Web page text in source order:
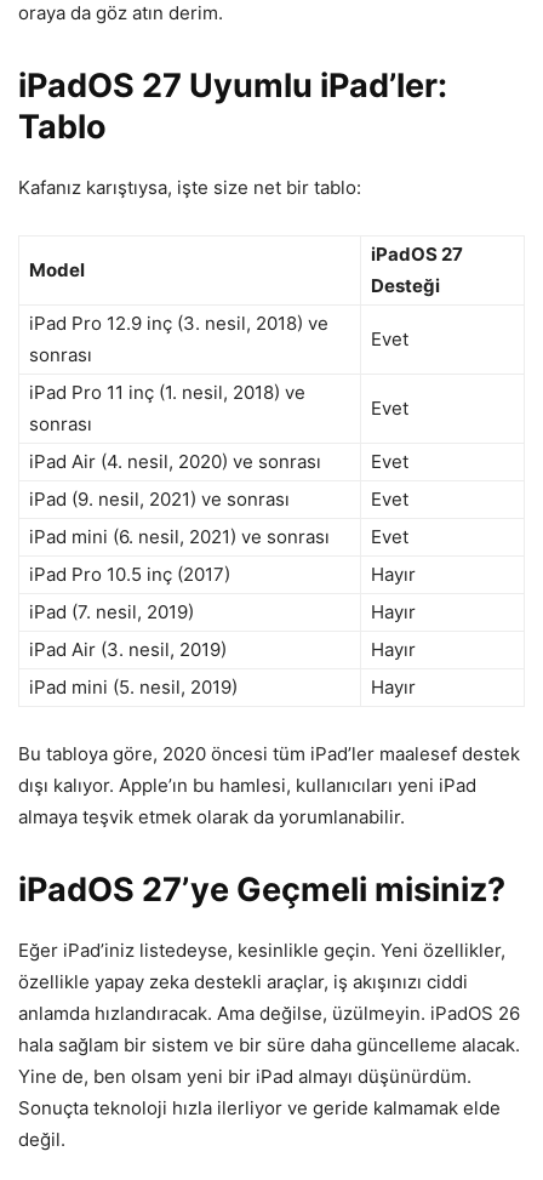
oraya da göz atın derim.
iPadOS 27 Uyumlu iPad’ler:
Tablo
Kafanız karıştıysa, işte size net bir tablo:
Model
iPadOS 27
Desteği
iPad Pro 12.9 inç (3. nesil, 2018) ve
sonrası
Evet
iPad Pro 11 inç (1. nesil, 2018) ve
sonrası
Evet
iPad Air (4. nesil, 2020) ve sonrası
Evet
iPad (9. nesil, 2021) ve sonrası
Evet
iPad mini (6. nesil, 2021) ve sonrası
Evet
iPad Pro 10.5 inç (2017)
Hayır
iPad (7. nesil, 2019)
Hayır
iPad Air (3. nesil, 2019)
Hayır
iPad mini (5. nesil, 2019)
Hayır
Bu tabloya göre, 2020 öncesi tüm iPad’ler maalesef destek
dışı kalıyor. Apple’ın bu hamlesi, kullanıcıları yeni iPad
almaya teşvik etmek olarak da yorumlanabilir.
iPadOS 27’ye Geçmeli misiniz?
Eğer iPad’iniz listedeyse, kesinlikle geçin. Yeni özellikler,
özellikle yapay zeka destekli araçlar, iş akışınızı ciddi
anlamda hızlandıracak. Ama değilse, üzülmeyin. iPadOS 26
hala sağlam bir sistem ve bir süre daha güncelleme alacak.
Yine de, ben olsam yeni bir iPad almayı düşünürdüm.
Sonuçta teknoloji hızla ilerliyor ve geride kalmamak elde
değil.